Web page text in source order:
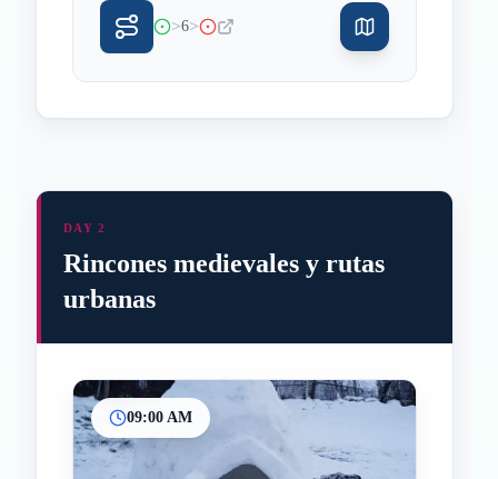
>6>
Inicio
Paradas intermedias
Final
DAY 2
Rincones medievales y rutas
urbanas
09:00 AM